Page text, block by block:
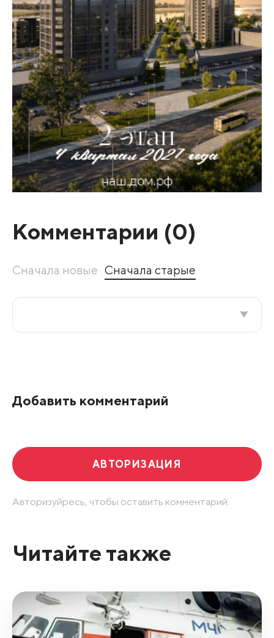
Комментарии (0)
Сначала новые Сначала старые
Добавить комментарий
АВТОРИЗАЦИЯ
Авторизуйресь, чтобы оставить комментарий.
Читайте также